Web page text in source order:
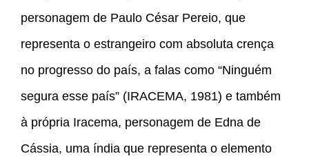
personagem de Paulo César Pereio, que
representa o estrangeiro com absoluta crença
no progresso do país, a falas como “Ninguém
segura esse país” (IRACEMA, 1981) e também
à própria Iracema, personagem de Edna de
Cássia, uma índia que representa o elemento